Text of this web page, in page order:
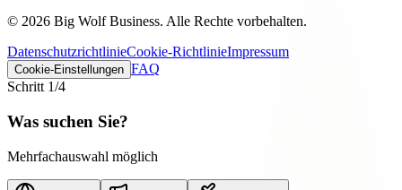
© 2026 Big Wolf Business. Alle Rechte vorbehalten.
DatenschutzrichtlinieCookie-RichtlinieImpressum
Cookie-Einstellungen FAQ
Schritt 1/4
Was suchen Sie?
Mehrfachauswahl möglich